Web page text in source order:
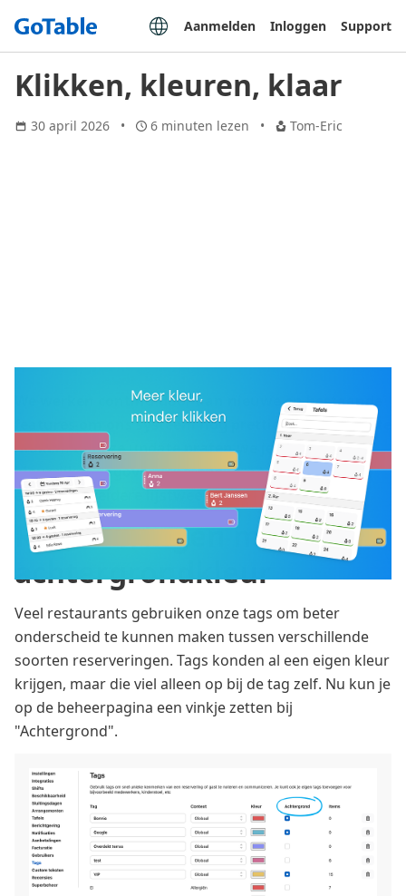
Aanmelden Inloggen Support
Klikken, kleuren, klaar
30 april 2026 6 minuten lezen Tom-Eric
We werken continu door aan nieuwe en bestaande
features om ons systeem nog prettiger in gebruik te
maken. In deze update praten we je bij over een
kleurrijker dagoverzicht, snellere tafeltoewijzing,
een uitgebreidere lijstweergave en meer.
Reserveringen met een
achtergrondkleur
Veel restaurants gebruiken onze tags om beter
onderscheid te kunnen maken tussen verschillende
soorten reserveringen. Tags konden al een eigen kleur
krijgen, maar die viel alleen op bij de tag zelf. Nu kun je
op de beheerpagina een vinkje zetten bij
"Achtergrond".